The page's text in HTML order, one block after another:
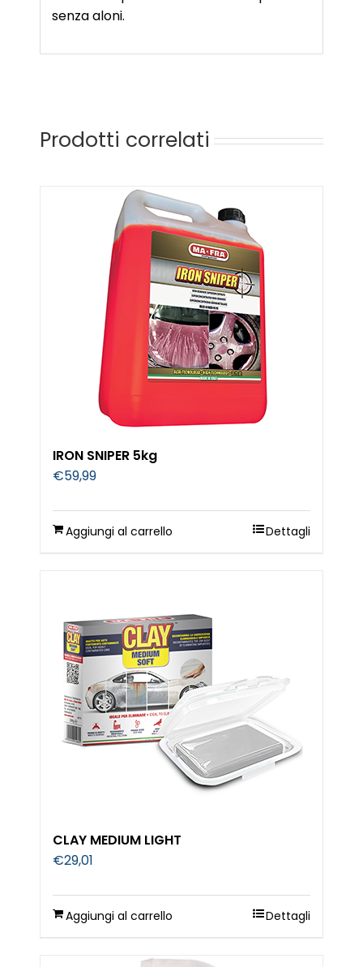
senza aloni.
Prodotti correlati
IRON SNIPER 5kg
€59,99
Aggiungi al carrello Dettagli
CLAY MEDIUM LIGHT
€29,01
Aggiungi al carrello Dettagli